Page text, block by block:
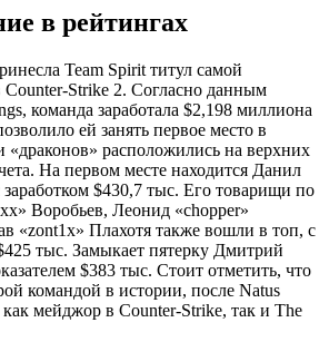
в рейтингах
Team Spirit титул самой
Strike 2. Согласно данным
команда заработала $2,198 миллиона
ей занять первое место в
«драконов» расположились на верхних
На первом месте находится Данил
$430,7 тыс. Его товарищи по
Воробьев, Леонид «chopper»
«zont1x» Плахотя также вошли в топ, с
тыс. Замыкает пятерку Дмитрий
$383 тыс. Стоит отметить, что
командой в истории, после Natus
мейджор в Counter-Strike, так и The